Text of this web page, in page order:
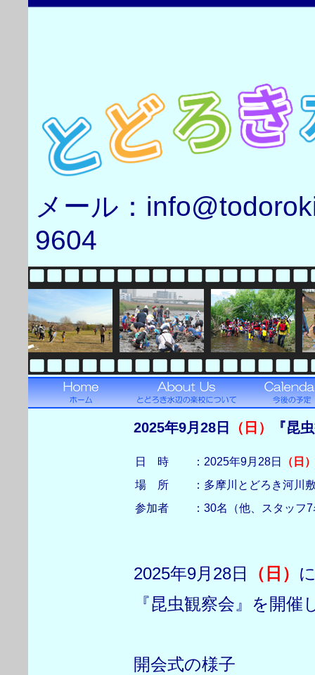
メール：
9604
2025年9月28日 （日） 『昆
日 時 ：2025年9月28日
（日）
場 所
：多摩川とどろき河川
参加者
：30名（他、スタッフ
2025年9月28日 （日）
『昆虫観察会』を開催
開会式の様子